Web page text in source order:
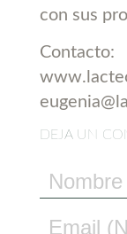
con sus
Contacto:
DEJA UN